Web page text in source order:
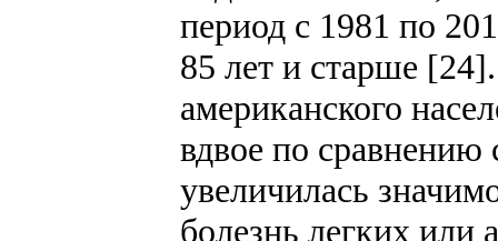
период с 1981 по
85 лет и старше
американского
вдвое по сравнению
увеличилась
болезнь легких или